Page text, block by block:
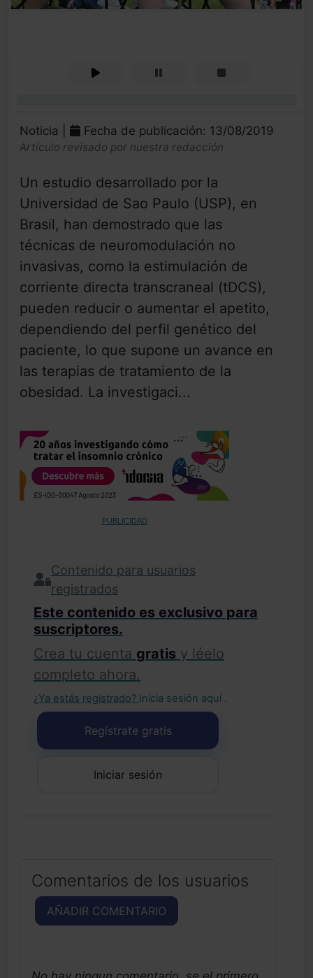
Noticia | Fecha de publicación: 13/08/2019
Artículo revisado por nuestra redacción
Un estudio desarrollado por la
Universidad de Sao Paulo (USP), en
Brasil, han demostrado que las
técnicas de neuromodulación no
invasivas, como la estimulación de
corriente directa transcraneal (tDCS),
pueden reducir o aumentar el apetito,
dependiendo del perfil genético del
paciente, lo que supone un avance en
las terapias de tratamiento de la
obesidad. La investigaci...
PUBLICIDAD
Contenido para usuarios
registrados
Este contenido es exclusivo para
suscriptores.
Crea tu cuenta gratis y léelo
completo ahora.
¿Ya estás registrado? Inicia sesión aquí .
Regístrate gratis
Iniciar sesión
Comentarios de los usuarios
AÑADIR COMENTARIO